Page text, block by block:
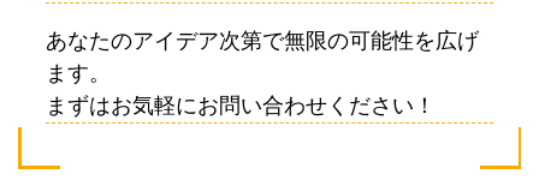
あなたのアイデア次第で無限の可能性を広げ
ます。
まずはお気軽にお問い合わせください！